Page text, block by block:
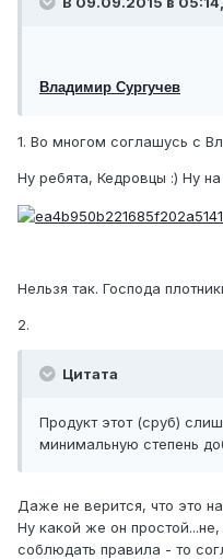
Владимир Сургучев
1. Во многом соглашусь с
Ну ребята, Кедровцы :) Ну
Нельзя так. Господа
2.
Цитата
Продукт этот (сруб)
минимальную степень
Даже не верится, что это
Ну какой же он
соблюдать правила - то